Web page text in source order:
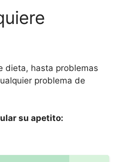
dieta, hasta problemas
problema de
su apetito: